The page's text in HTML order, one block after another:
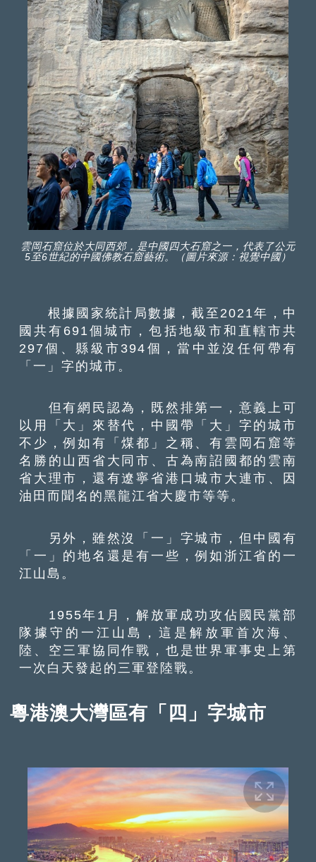
雲岡石窟位於大同西郊，是中國四大石窟之一，代表了公元
5至6世紀的中國佛教石窟藝術。（圖片來源：視覺中國）
根據國家統計局數據，截至2021年，中
國共有691個城市，包括地級市和直轄市共
297個、縣級市394個，當中並沒任何帶有
「一」字的城市。
但有網民認為，既然排第一，意義上可
以用「大」來替代，中國帶「大」字的城市
不少，例如有「煤都」之稱、有雲岡石窟等
名勝的山西省大同市、古為南詔國都的雲南
省大理市，還有遼寧省港口城市大連市、因
油田而聞名的黑龍江省大慶市等等。
另外，雖然沒「一」字城市，但中國有
「一」的地名還是有一些，例如浙江省的一
江山島。
1955年1月，解放軍成功攻佔國民黨部
隊據守的一江山島，這是解放軍首次海、
陸、空三軍協同作戰，也是世界軍事史上第
一次白天發起的三軍登陸戰。
粵港澳大灣區有「四」字城市